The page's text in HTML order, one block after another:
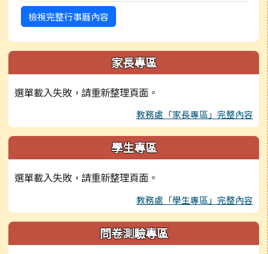
檢視完整行事曆內容
家長專區
選單載入失敗，請重新整理頁面。
教務處「家長專區」完整內容
學生專區
選單載入失敗，請重新整理頁面。
教務處「學生專區」完整內容
問卷測驗專區